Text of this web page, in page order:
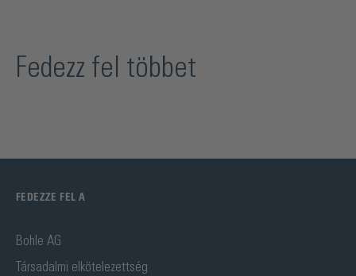
Fedezz fel többet
FEDEZZE FEL A
Bohle AG
Társadalmi elkötelezettség